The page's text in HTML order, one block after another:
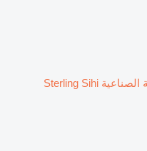
المضخة الصناعية Sterling Sihi